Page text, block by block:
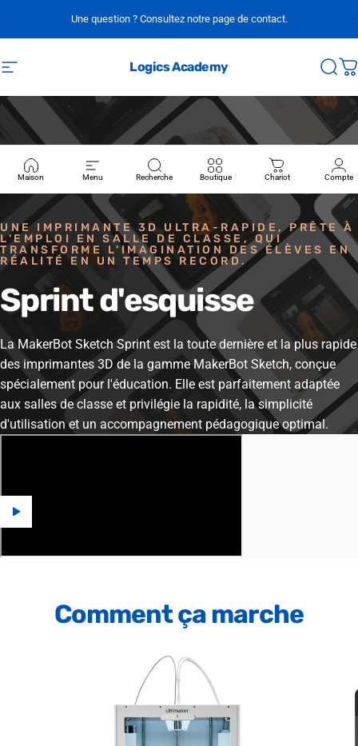
Une question ? Consultez notre page de contact.
Navigation Logics Academy
Maison Menu Recherche Boutique Chariot Compte
UNE IMPRIMANTE 3D ULTRA-RAPIDE, PRÊTE À
L'EMPLOI EN SALLE DE CLASSE, QUI
TRANSFORME L'IMAGINATION DES ÉLÈVES EN
RÉALITÉ EN UN TEMPS RECORD.
Sprintd'esquisse
La MakerBot Sketch Sprint est la toute dernière et la plus rapide
des imprimantes 3D de la gamme MakerBot Sketch, conçue
spécialement pour l'éducation. Elle est parfaitement adaptée
aux salles de classe et privilégie la rapidité, la simplicité
d'utilisation et un accompagnement pédagogique optimal.
Commentçamarche